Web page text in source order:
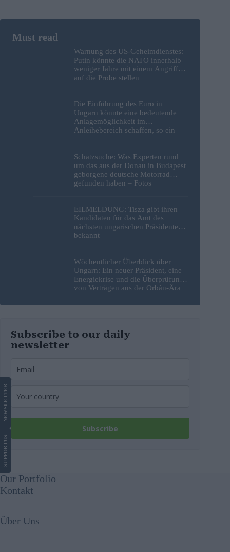
Warnung des US-Geheimdienstes:
Putin könnte die NATO innerhalb
weniger Jahre mit einem Angriff
auf die Probe stellen
Die Einführung des Euro in
Ungarn könnte eine bedeutende
Anlagemöglichkeit im
Anleihebereich schaffen, so ein
Schatzsuche: Was Experten rund
um das aus der Donau in Budapest
geborgene deutsche Motorrad
gefunden haben – Fotos
EILMELDUNG: Tisza gibt ihren
Kandidaten für das Amt des
nächsten ungarischen Präsidenten
bekannt
Wöchentlicher Überblick über
Ungarn: Ein neuer Präsident, eine
Energiekrise und die Überprüfung
von Verträgen aus der Orbán-Ära
Subscribe to our daily
newsletter
Subscribe
SUPPORT
US
NEWS
LETTER
Our Portfolio
Kontakt
Über Uns